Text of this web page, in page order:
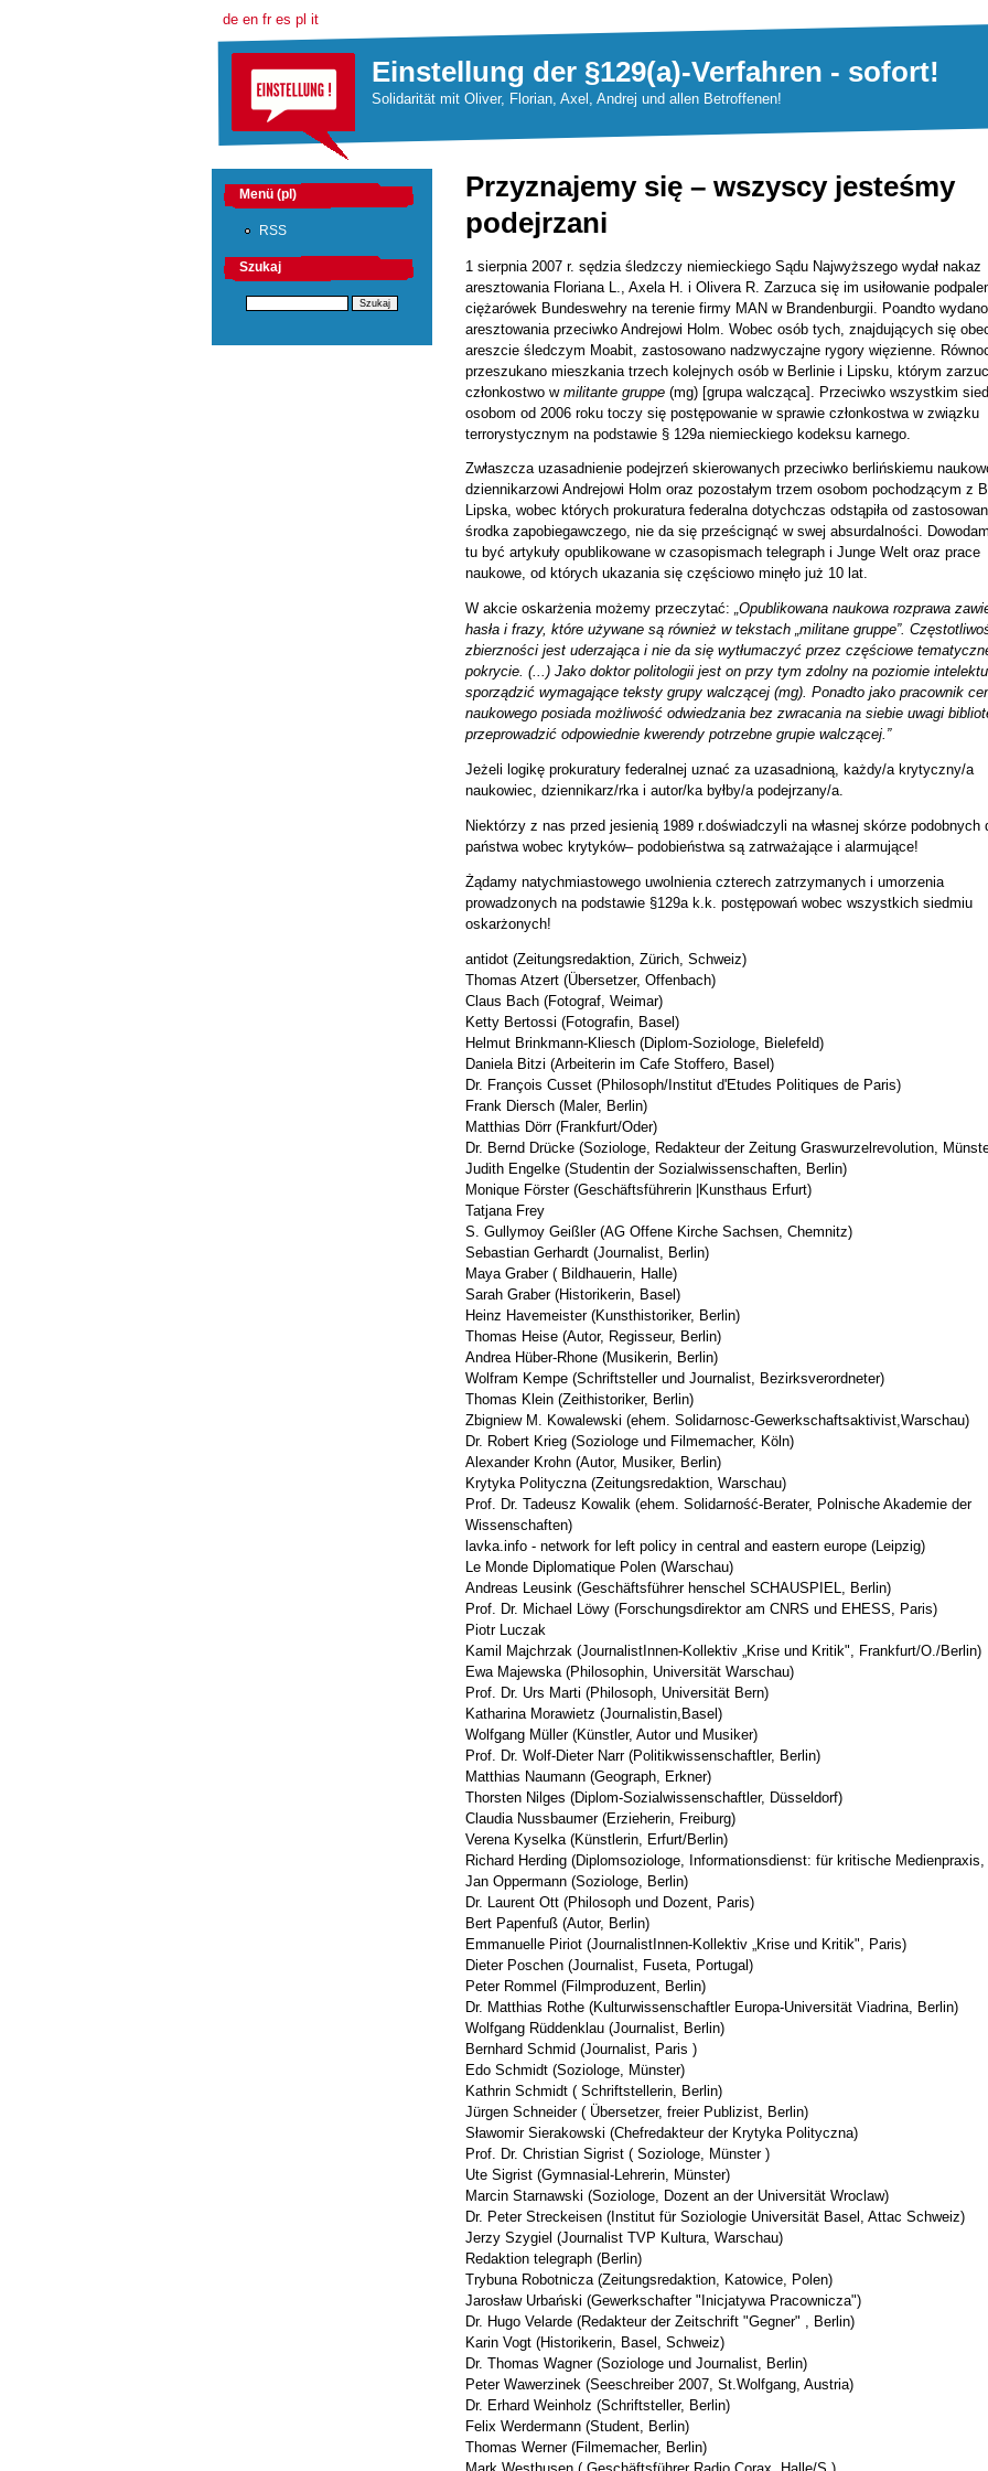
de en fr es pl it
Einstellung der §129(a)-Verfahren - sofort!
Solidarität mit Oliver, Florian, Axel, Andrej und allen Betroffenen!
Przyznajemy się – wszyscy jesteśmy
podejrzani
1 sierpnia 2007 r. sędzia śledzczy niemieckiego Sądu Najwyższego wydał nakaz
aresztowania Floriana L., Axela H. i Olivera R. Zarzuca się im usiłowanie
ciężarówek Bundeswehry na terenie firmy MAN w Brandenburgii. Poandto
aresztowania przeciwko Andrejowi Holm. Wobec osób tych, znajdujących się
areszcie śledczym Moabit, zastosowano nadzwyczajne rygory więzienne.
przeszukano mieszkania trzech kolejnych osób w Berlinie i Lipsku, którym
członkostwo w militante gruppe (mg) [grupa walcząca]. Przeciwko wszystkim
osobom od 2006 roku toczy się postępowanie w sprawie członkostwa w związku
terrorystycznym na podstawie § 129a niemieckiego kodeksu karnego.
Zwłaszcza uzasadnienie podejrzeń skierowanych przeciwko berlińskiemu
dziennikarzowi Andrejowi Holm oraz pozostałym trzem osobom pochodzącym z
Lipska, wobec których prokuratura federalna dotychczas odstąpiła od
środka zapobiegawczego, nie da się prześcignąć w swej absurdalności.
tu być artykuły opublikowane w czasopismach telegraph i Junge Welt oraz prace
naukowe, od których ukazania się częściowo minęło już 10 lat.
W akcie oskarżenia możemy przeczytać: „Opublikowana naukowa rozprawa
hasła i frazy, które używane są również w tekstach „militane gruppe”.
zbierzności jest uderzająca i nie da się wytłumaczyć przez częściowe
pokrycie. (...) Jako doktor politologii jest on przy tym zdolny na poziomie
sporządzić wymagające teksty grupy walczącej (mg). Ponadto jako pracownik
naukowego posiada możliwość odwiedzania bez zwracania na siebie uwagi
przeprowadzić odpowiednie kwerendy potrzebne grupie walczącej.”
Jeżeli logikę prokuratury federalnej uznać za uzasadnioną, każdy/a krytyczny/a
naukowiec, dziennikarz/rka i autor/ka byłby/a podejrzany/a.
Niektórzy z nas przed jesienią 1989 r.doświadczyli na własnej skórze podobnych
państwa wobec krytyków– podobieństwa są zatrważające i alarmujące!
Żądamy natychmiastowego uwolnienia czterech zatrzymanych i umorzenia
prowadzonych na podstawie §129a k.k. postępowań wobec wszystkich siedmiu
oskarżonych!
antidot (Zeitungsredaktion, Zürich, Schweiz)
Thomas Atzert (Übersetzer, Offenbach)
Claus Bach (Fotograf, Weimar)
Ketty Bertossi (Fotografin, Basel)
Helmut Brinkmann-Kliesch (Diplom-Soziologe, Bielefeld)
Daniela Bitzi (Arbeiterin im Cafe Stoffero, Basel)
Dr. François Cusset (Philosoph/Institut d'Etudes Politiques de Paris)
Frank Diersch (Maler, Berlin)
Matthias Dörr (Frankfurt/Oder)
Dr. Bernd Drücke (Soziologe, Redakteur der Zeitung Graswurzelrevolution,
Judith Engelke (Studentin der Sozialwissenschaften, Berlin)
Monique Förster (Geschäftsführerin |Kunsthaus Erfurt)
Tatjana Frey
S. Gullymoy Geißler (AG Offene Kirche Sachsen, Chemnitz)
Sebastian Gerhardt (Journalist, Berlin)
Maya Graber ( Bildhauerin, Halle)
Sarah Graber (Historikerin, Basel)
Heinz Havemeister (Kunsthistoriker, Berlin)
Thomas Heise (Autor, Regisseur, Berlin)
Andrea Hüber-Rhone (Musikerin, Berlin)
Wolfram Kempe (Schriftsteller und Journalist, Bezirksverordneter)
Thomas Klein (Zeithistoriker, Berlin)
Zbigniew M. Kowalewski (ehem. Solidarnosc-Gewerkschaftsaktivist,Warschau)
Dr. Robert Krieg (Soziologe und Filmemacher, Köln)
Alexander Krohn (Autor, Musiker, Berlin)
Krytyka Polityczna (Zeitungsredaktion, Warschau)
Prof. Dr. Tadeusz Kowalik (ehem. Solidarność-Berater, Polnische Akademie der
Wissenschaften)
lavka.info - network for left policy in central and eastern europe (Leipzig)
Le Monde Diplomatique Polen (Warschau)
Andreas Leusink (Geschäftsführer henschel SCHAUSPIEL, Berlin)
Prof. Dr. Michael Löwy (Forschungsdirektor am CNRS und EHESS, Paris)
Piotr Luczak
Kamil Majchrzak (JournalistInnen-Kollektiv „Krise und Kritik", Frankfurt/O./Berlin)
Ewa Majewska (Philosophin, Universität Warschau)
Prof. Dr. Urs Marti (Philosoph, Universität Bern)
Katharina Morawietz (Journalistin,Basel)
Wolfgang Müller (Künstler, Autor und Musiker)
Prof. Dr. Wolf-Dieter Narr (Politikwissenschaftler, Berlin)
Matthias Naumann (Geograph, Erkner)
Thorsten Nilges (Diplom-Sozialwissenschaftler, Düsseldorf)
Claudia Nussbaumer (Erzieherin, Freiburg)
Verena Kyselka (Künstlerin, Erfurt/Berlin)
Richard Herding (Diplomsoziologe, Informationsdienst: für kritische Medienpraxis,
Jan Oppermann (Soziologe, Berlin)
Dr. Laurent Ott (Philosoph und Dozent, Paris)
Bert Papenfuß (Autor, Berlin)
Emmanuelle Piriot (JournalistInnen-Kollektiv „Krise und Kritik", Paris)
Dieter Poschen (Journalist, Fuseta, Portugal)
Peter Rommel (Filmproduzent, Berlin)
Dr. Matthias Rothe (Kulturwissenschaftler Europa-Universität Viadrina, Berlin)
Wolfgang Rüddenklau (Journalist, Berlin)
Bernhard Schmid (Journalist, Paris )
Edo Schmidt (Soziologe, Münster)
Kathrin Schmidt ( Schriftstellerin, Berlin)
Jürgen Schneider ( Übersetzer, freier Publizist, Berlin)
Sławomir Sierakowski (Chefredakteur der Krytyka Polityczna)
Prof. Dr. Christian Sigrist ( Soziologe, Münster )
Ute Sigrist (Gymnasial-Lehrerin, Münster)
Marcin Starnawski (Soziologe, Dozent an der Universität Wroclaw)
Dr. Peter Streckeisen (Institut für Soziologie Universität Basel, Attac Schweiz)
Jerzy Szygiel (Journalist TVP Kultura, Warschau)
Redaktion telegraph (Berlin)
Trybuna Robotnicza (Zeitungsredaktion, Katowice, Polen)
Jarosław Urbański (Gewerkschafter "Inicjatywa Pracownicza")
Dr. Hugo Velarde (Redakteur der Zeitschrift "Gegner" , Berlin)
Karin Vogt (Historikerin, Basel, Schweiz)
Dr. Thomas Wagner (Soziologe und Journalist, Berlin)
Peter Wawerzinek (Seeschreiber 2007, St.Wolfgang, Austria)
Dr. Erhard Weinholz (Schriftsteller, Berlin)
Felix Werdermann (Student, Berlin)
Thomas Werner (Filmemacher, Berlin)
Menü (pl)
RSS
Szukaj